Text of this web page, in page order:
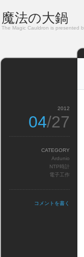
魔法の大鍋
The Magic Cauldron is presented
2012
04/27
CATEGORY
Ardunio
NTP時計
電子工作
コメントを書く